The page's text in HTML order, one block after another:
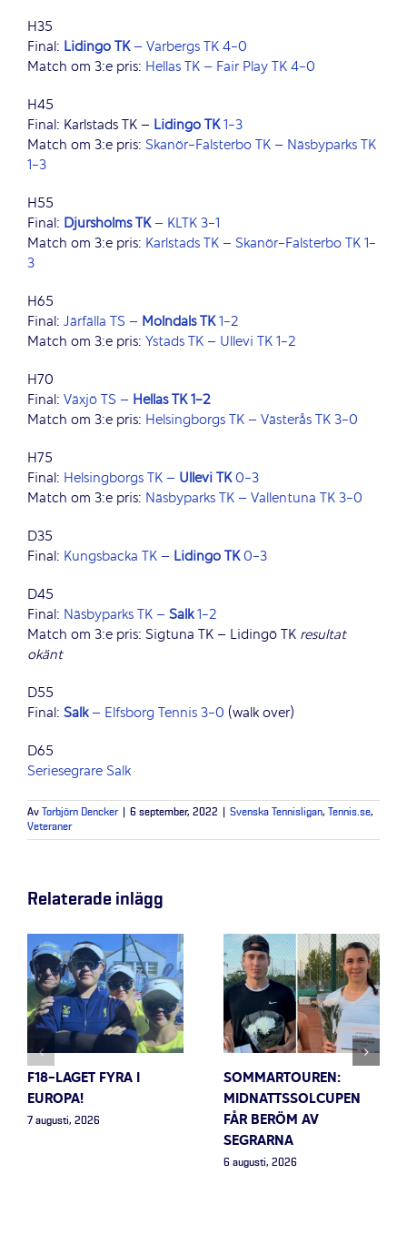
H35
Final: Lidingö TK– Varbergs TK 4-0
Match om 3:e pris: Hellas TK – Fair Play TK 4-0
H45
Final: Karlstads TK – Lidingö TK1-3
Match om 3:e pris: Skanör-Falsterbo TK – Näsbyparks TK
1-3
H55
Final: Djursholms TK– KLTK 3-1
Match om 3:e pris: Karlstads TK – Skanör-Falsterbo TK 1-
3
H65
Final: Järfälla TS – Mölndals TK1-2
Match om 3:e pris: Ystads TK – Ullevi TK 1-2
H70
Final: Växjö TS – Hellas TK 1-2
Match om 3:e pris: Helsingborgs TK – Västerås TK 3-0
H75
Final: Helsingborgs TK – Ullevi TK0-3
Match om 3:e pris: Näsbyparks TK – Vallentuna TK 3-0
D35
Final: Kungsbacka TK – Lidingö TK0-3
D45
Final: Näsbyparks TK – Salk1-2
Match om 3:e pris: Sigtuna TK – Lidingö TK resultat
okänt
D55
Final: Salk– Elfsborg Tennis 3-0 (walk over)
D65
Seriesegrare Salk
Av Torbjörn Dencker 6 september, 2022 Svenska Tennisligan, Tennis.se,
Veteraner
Relaterade inlägg
F18-LAGET FYRA I
EUROPA!
7 augusti, 2026
SOMMARTOUREN:
MIDNATTSSOLCUPEN
FÅR BERÖM AV
SEGRARNA
6 augusti, 2026